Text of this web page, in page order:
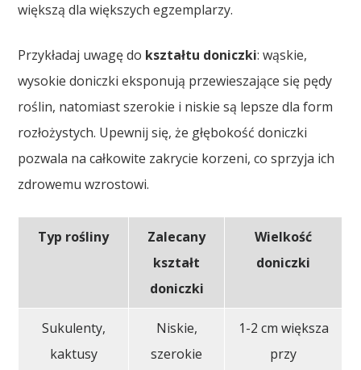
większą dla większych egzemplarzy.
Przykładaj uwagę do kształtu doniczki: wąskie,
wysokie doniczki eksponują przewieszające się pędy
roślin, natomiast szerokie i niskie są lepsze dla form
rozłożystych. Upewnij się, że głębokość doniczki
pozwala na całkowite zakrycie korzeni, co sprzyja ich
zdrowemu wzrostowi.
Typ rośliny
Zalecany
kształt
doniczki
Wielkość
doniczki
Sukulenty,
kaktusy
Niskie,
szerokie
1-2 cm większa
przy